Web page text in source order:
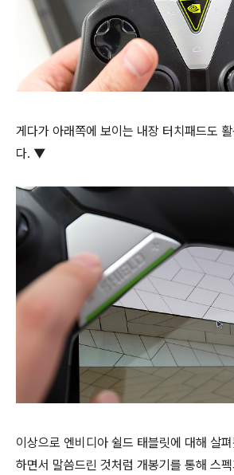
게다가 아래쪽에 보이는 내장 터치패드도
다. ▼
이상으로 엔비디아 쉴드 태블릿에 대해 살
하면서 말씀드린 것처럼 개봉기를 통해 스